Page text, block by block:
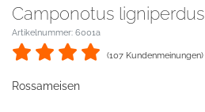
Camponotus ligniperdus
Artikelnummer: 6001a
(107 Kundenmeinungen)
Rossameisen